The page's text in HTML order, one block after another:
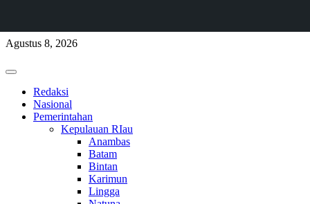
Skip
content
Agustus 8, 2026
Primary
Redaksi
Nasional
Pemerintahan
Kepulauan RIau
Anambas
Batam
Bintan
Karimun
Lingga